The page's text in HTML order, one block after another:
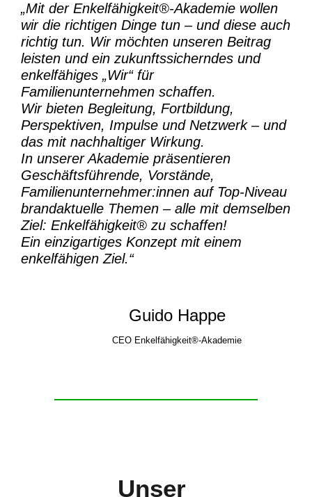
„Mit der Enkelfähigkeit®-Akademiewollen
wir die richtigen Dinge tun – und diese auch
richtig tun. Wir möchten unseren Beitrag
leisten und ein zukunftssicherndes und
enkelfähiges „Wir“ für
Familienunternehmen schaffen.
Wir bieten Begleitung, Fortbildung,
Perspektiven, Impulse und Netzwerk – und
das mit nachhaltiger Wirkung.
In unserer Akademie präsentieren
Geschäftsführende, Vorstände,
Familienunternehmer:innen auf Top-Niveau
brandaktuelle Themen – alle mit demselben
Ziel: Enkelfähigkeit® zu schaffen!
Ein einzigartiges Konzept mit einem
enkelfähigen Ziel.“
Guido Happe
CEO Enkelfähigkeit®-Akademie
Unser